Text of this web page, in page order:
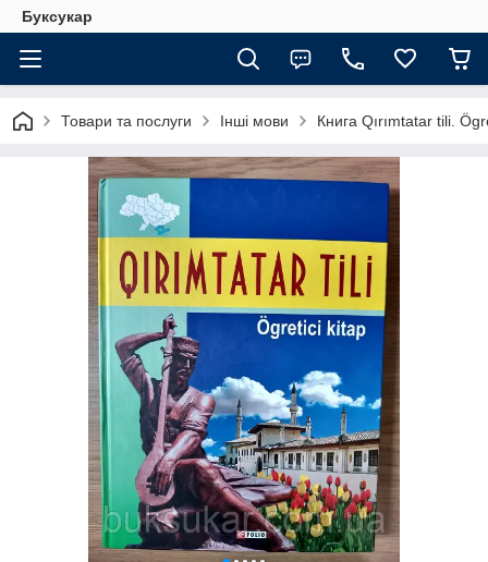
Буксукар
Товари та послуги Інші мови Книга Qırımtatar tili.